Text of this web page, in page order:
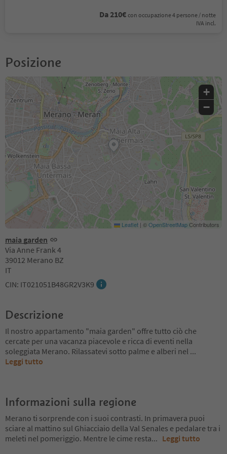
Da 210€ con occupazione 4 persone / notte
IVA incl.
Posizione
maia garden
Via Anne Frank 4
39012 Merano BZ
IT
CIN: IT021051B48GR2V3K9
+
−
Leaflet | ©OpenStreetMapContributors
Descrizione
Il nostro appartamento "maia garden" offre tutto ciò che
cercate per una vacanza piacevole e ricca di eventi nella
soleggiata Merano. Rilassatevi sotto palme e alberi nel ...
Leggi tutto
Informazioni sulla regione
Merano ti sorprende con i suoi contrasti. In primavera puoi
sciare al mattino sul Ghiacciaio della Val Senales e pedalare tra i
meleti nel pomeriggio. Mentre le cime resta... Leggi tutto